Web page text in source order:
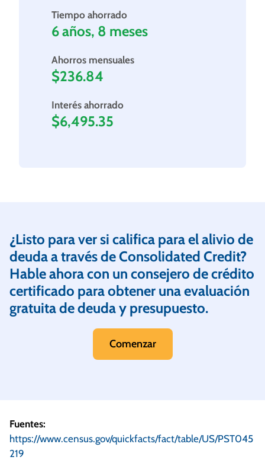
Tiempo ahorrado
6 años, 8 meses
Ahorros mensuales
$236.84
Interés ahorrado
$6,495.35
¿Listo para ver si califica para el alivio de
deuda a través de Consolidated Credit?
Hable ahora con un consejero de crédito
certificado para obtener una evaluación
gratuita de deuda y presupuesto.
Comenzar
Fuentes:
https://www.census.gov/quickfacts/fact/table/US/PST045
219